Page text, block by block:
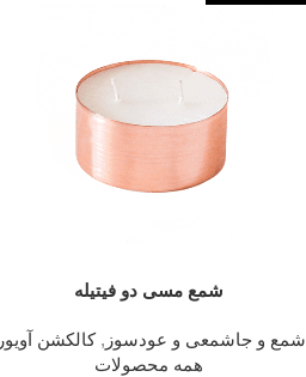
اطلاعات بیشترشمع مسی دو فیتیله
شمع و جاشمعی و عودسوز ,کالکشن آویور
همه محصولات